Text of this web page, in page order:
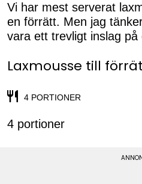
Vi har mest serverat
en förrätt. Men jag
vara ett trevligt inslag på
Laxmousse till
4 PORTIONER
4 portioner